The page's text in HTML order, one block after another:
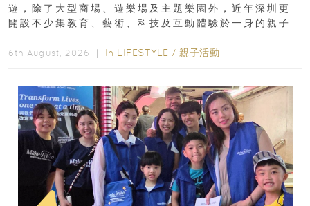
遊，除了大型商場、遊樂場及主題樂園外，近年深圳更
開設不少集教育、藝術、科技及互動體驗於一身的親子
6th August, 2026 ｜ In LIFESTYLE / 親子活動